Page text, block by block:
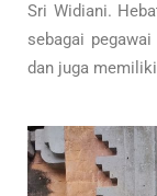
Sri Widiani.
sebagai
dan juga